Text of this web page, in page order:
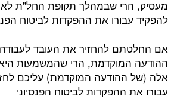
מעסיק, הרי שבמהלך תקופת החל"ת לא
להפקיד עבורו את ההפקדות לביטוח
אם החלטתם להחזיר את העובד
ההודעה המוקדמת, הרי שהמשמעות
אלה (של ההודעה המוקדמת) עליכם
עבורו את ההפקדות לביטוח הפנסיוני